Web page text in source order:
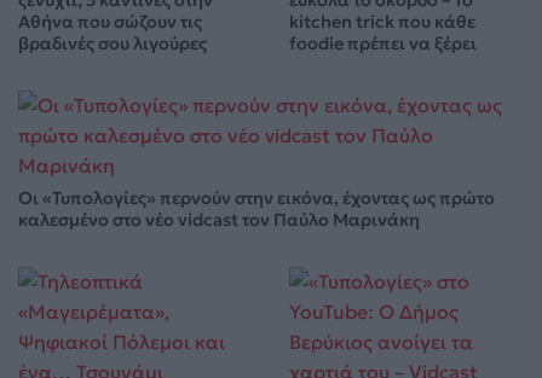
Αθήνα που σώζουν τις
βραδινές σου λιγούρες
kitchen trick που κάθε
foodie πρέπει να ξέρει
Οι «Τυπολογίες» περνούν στην εικόνα, έχοντας ως πρώτο
καλεσμένο στο νέο vidcast τον Παύλο Μαρινάκη